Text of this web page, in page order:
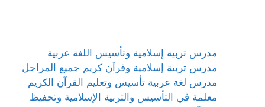
مدرس تربية إسلامية وتأسيس اللغة عربية
مدرس تربية إسلامية وقرآن كريم جميع المراحل
مدرس لغة عربية تأسيس وتعليم القرآن الكريم
معلمة في التأسيس والتربية الإسلامية وتحفيظ